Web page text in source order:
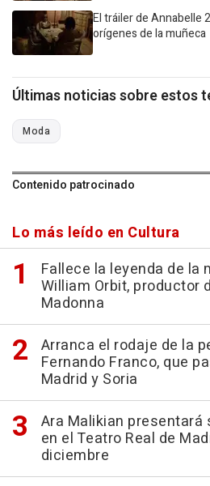
El tráiler de Annabelle
orígenes de la muñeca
Últimas noticias sobre estos
Moda
Contenido patrocinado
Lo más leído en Cultura
Fallece la leyenda de la
William Orbit, productor
Madonna
Arranca el rodaje de la
Fernando Franco, que
Madrid y Soria
Ara Malikian
en el Teatro Real de
diciembre